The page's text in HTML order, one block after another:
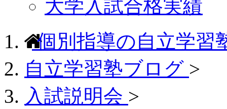
大学入試合格実績
個別指導の自立学習
自立学習塾ブログ >
入試説明会 >